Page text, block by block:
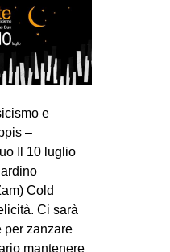
e
–
Il 10 luglio
Cold
Ci sarà
per zanzare
mantenere